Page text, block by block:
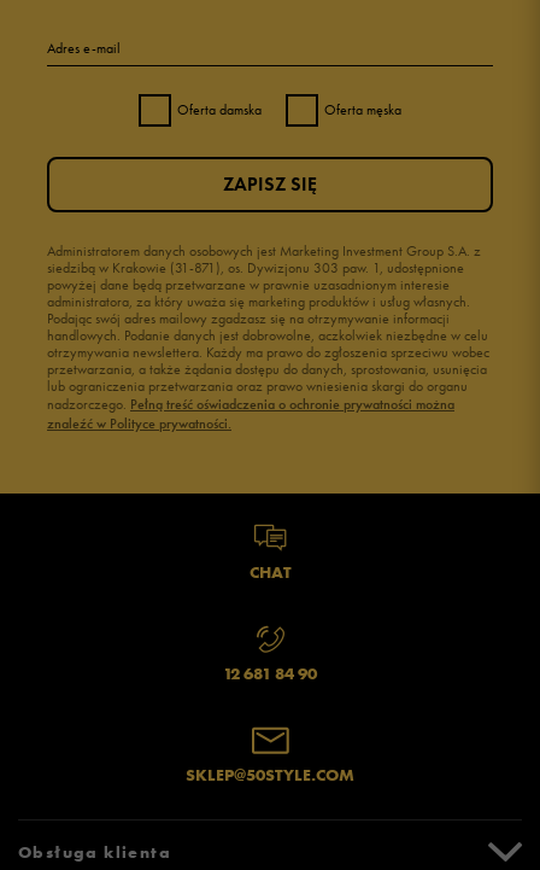
Adres e-mail
Oferta damska Oferta męska
Administratorem danych osobowych jest Marketing Investment Group S.A. z
siedzibą w Krakowie (31-871), os. Dywizjonu 303 paw. 1, udostępnione
powyżej dane będą przetwarzane w prawnie uzasadnionym interesie
administratora, za który uważa się marketing produktów i usług własnych.
Podając swój adres mailowy zgadzasz się na otrzymywanie informacji
handlowych. Podanie danych jest dobrowolne, aczkolwiek niezbędne w celu
otrzymywania newslettera. Każdy ma prawo do zgłoszenia sprzeciwu wobec
przetwarzania, a także żądania dostępu do danych, sprostowania, usunięcia
lub ograniczenia przetwarzania oraz prawo wniesienia skargi do organu
nadzorczego. Pełną treść oświadczenia o ochronie prywatności można
znaleźć w Polityce prywatności.
ZAPISZ SIĘ
CHAT
12 681 84 90
SKLEP@50STYLE.COM
Obsługa klienta